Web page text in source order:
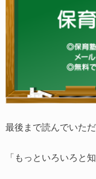
最後まで読んでいた
「もっといろいろと